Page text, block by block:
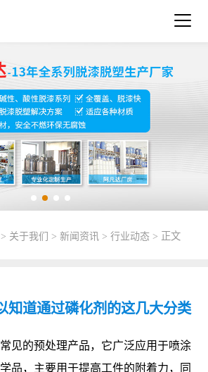
> 关于我们 > 新闻资讯 > 行业动态> 正文
知道通过磷化剂的这几大分类
见的预处理产品，它广泛应用于喷涂
品，主要用于提高工件的附着力，同